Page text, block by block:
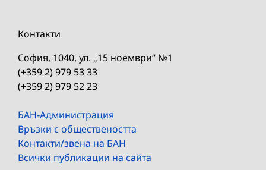
Контакти
София, 1040, ул. „15 ноември“ №1
(+359 2) 979 53 33
(+359 2) 979 52 23
БАН-Администрация
Връзки с обществеността
Контакти/звена на БАН
Всички публикации на сайта